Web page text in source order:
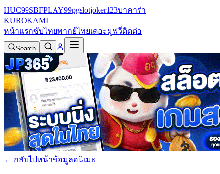
HUC99SBFPLAY99pgslotjoker123บาคาร่า
KUROKAMI
หน้าแรกซับไทยพากย์ไทยเดอะมูฟวี่ติดต่อ
Search
← กลับไปหน้าข้อมูลอนิเมะ